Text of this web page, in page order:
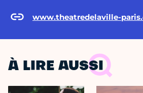
www.theatredelaville-
À LIRE AUSSI